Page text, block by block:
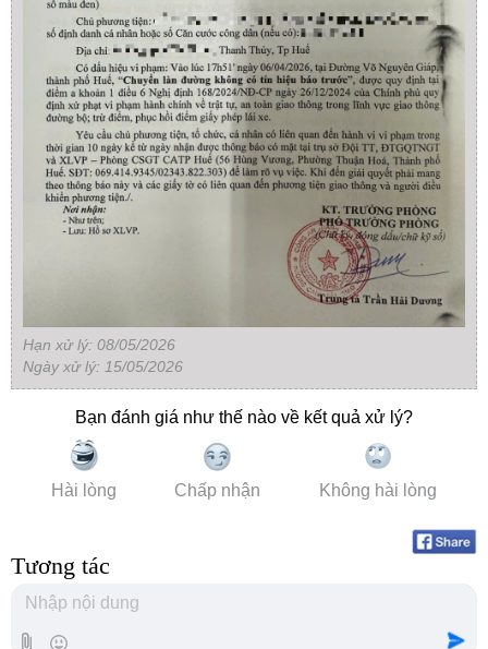
Hạn xử lý: 08/05/2026
Ngày xử lý: 15/05/2026
Bạn đánh giá như thế nào về kết quả xử lý?
Hài lòng Chấp nhận Không hài lòng
Tương tác